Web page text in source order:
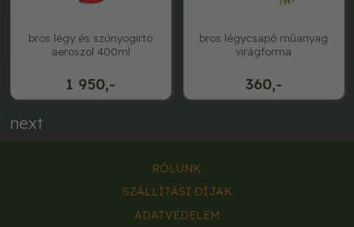
1 950,-
bros légy és szúnyogirtó
aeroszol 400ml
360,-
bros légycsapó műanyag
virágforma
next
RÓLUNK
SZÁLLÍTÁSI DÍJAK
ADATVÉDELEM